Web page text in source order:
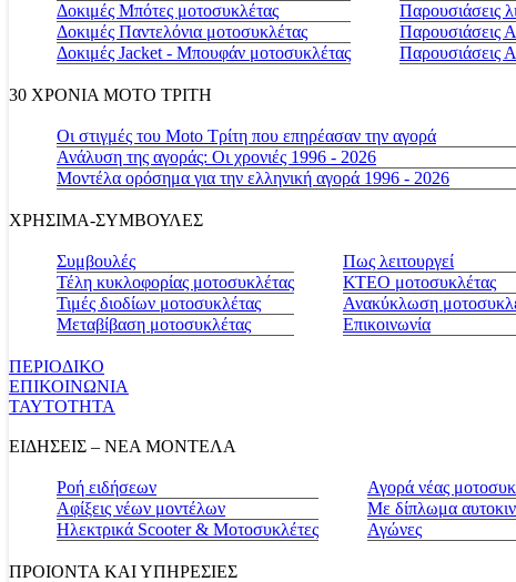
Δοκιμές Μπότες μοτοσυκλέτας
Δοκιμές Παντελόνια μοτοσυκλέτας
Δοκιμές Jacket - Μπουφάν μοτοσυκλέτας
Παρουσιάσεις
Παρουσιάσεις
Παρουσιάσεις
30 ΧΡΟΝΙΑ MOTO ΤΡΙΤΗ
Οι στιγμές του Moto Τρίτη που επηρέασαν την αγορά
Ανάλυση της αγοράς: Οι χρονιές 1996 - 2026
Μοντέλα ορόσημα για την ελληνική αγορά 1996 - 2026
ΧΡΗΣΙΜΑ-ΣΥΜΒΟΥΛΕΣ
Συμβουλές
Τέλη κυκλοφορίας μοτοσυκλέτας
Τιμές διοδίων μοτοσυκλέτας
Μεταβίβαση μοτοσυκλέτας
Πως λειτουργεί
ΚΤΕΟ μοτοσυκλέτας
Ανακύκλωση
Επικοινωνία
ΠΕΡΙΟΔΙΚΟ
ΕΠΙΚΟΙΝΩΝΙΑ
ΤΑΥΤΟΤΗΤΑ
ΕΙΔΗΣΕΙΣ – ΝΕΑ ΜΟΝΤΕΛΑ
Ροή ειδήσεων
Αφίξεις νέων μοντέλων
Ηλεκτρικά Scooter & Μοτοσυκλέτες
Αγορά νέας
Με δίπλωμα
Αγώνες
ΠΡΟΙΟΝΤΑ ΚΑΙ ΥΠΗΡΕΣΙΕΣ